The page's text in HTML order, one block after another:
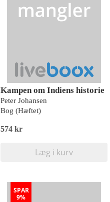
Kampen om Indiens historie
Peter Johansen
Bog (Hæftet)
574 kr
Læg i kurv
SPAR
9%